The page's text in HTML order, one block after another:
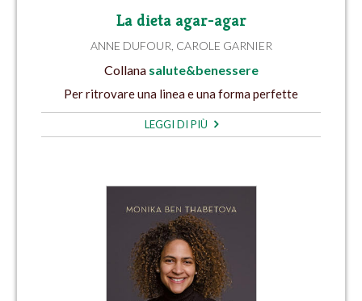
La dieta agar-agar
ANNE DUFOUR CAROLE GARNIER
Collana salute&benessere
Per ritrovare una linea e una forma perfette
LEGGI DI PIÙ